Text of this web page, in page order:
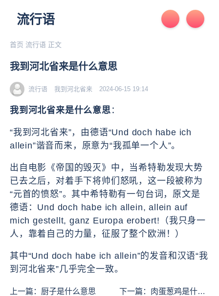
流行语
首页 流行语 正文
我到河北省来是什么意思
流行语 我到河北省来 2024-06-15 19:14
我到河北省来是什么意思 ：
“我到河北省来”，由德语“Und doch habe ich
allein”谐音而来，原意为“我孤单一个人”。
出自电影《帝国的毁灭》中，当希特勒发现大势
已去之后，对着手下将帅们怒吼，这一段被称为
“元首的愤怒”。其中希特勒有一句台词，原文是
德语：Und doch habe ich allein, allein auf
mich gestellt, ganz Europa erobert!（我只身一
人，靠着自己的力量，征服了整个欧洲！）
其中“Und doch habe ich allein”的发音和汉语“我
到河北省来”几乎完全一致。
上一篇： 厨子是什么意思 下一篇： 肉蛋葱鸡是什么